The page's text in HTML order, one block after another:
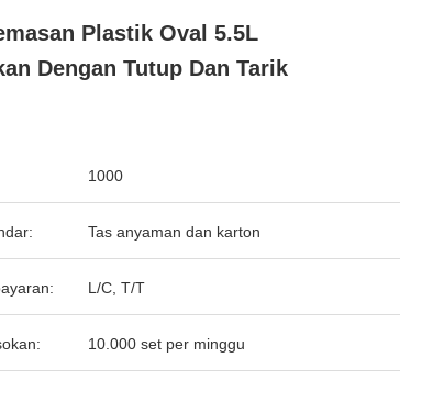
Plastik Oval 5.5L
Dengan Tutup Dan Tarik
1000
Tas anyaman dan karton
L/C, T/T
10.000 set per minggu